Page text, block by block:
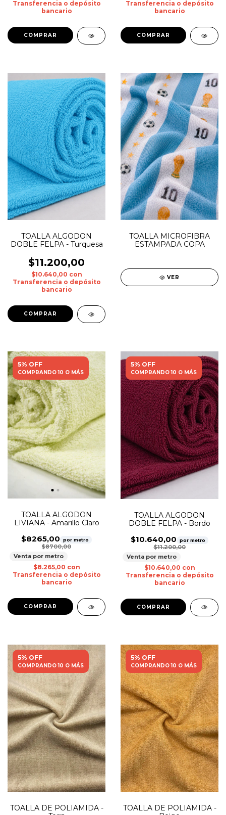
Transferencia o depósito
bancario
Transferencia o depósito
bancario
TOALLA ALGODON
DOBLE FELPA - Turquesa
$11.200,00
$10.640,00 con
Transferencia o depósito
bancario
TOALLA MICROFIBRA
ESTAMPADA COPA
VER
5% OFF
COMPRANDO 10 O MÁS
TOALLA ALGODON
LIVIANA - Amarillo Claro
$8265,00 por metro
$8700,00
Venta por metro
$8.265,00 con
Transferencia o depósito
bancario
5% OFF
COMPRANDO 10 O MÁS
TOALLA ALGODON
DOBLE FELPA - Bordo
$10.640,00 por metro
$11.200,00
Venta por metro
$10.640,00 con
Transferencia o depósito
bancario
5% OFF
COMPRANDO 10 O MÁS
TOALLA DE POLIAMIDA -
5% OFF
COMPRANDO 10 O MÁS
TOALLA DE POLIAMIDA -